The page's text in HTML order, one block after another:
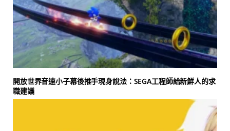
開放世界音速小子幕後推手現身說法：SEGA工程師給新鮮人的求
職建議